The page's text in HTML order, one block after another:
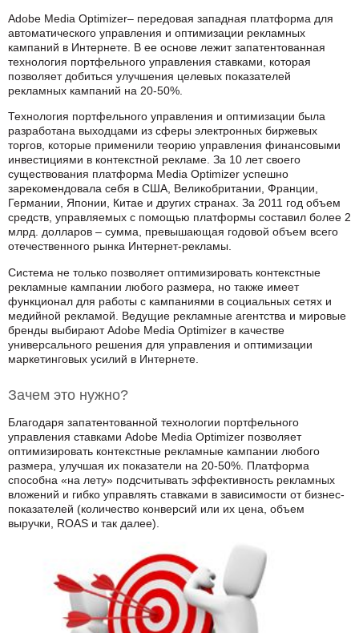
Adobe Media Optimizer– передовая западная платформа для
автоматического управления и оптимизации рекламных
кампаний в Интернете. В ее основе лежит запатентованная
технология портфельного управления ставками, которая
позволяет добиться улучшения целевых показателей
рекламных кампаний на 20-50%.
Технология портфельного управления и оптимизации была
разработана выходцами из сферы электронных биржевых
торгов, которые применили теорию управления финансовыми
инвестициями в контекстной рекламе. За 10 лет своего
существования платформа Media Optimizer успешно
зарекомендовала себя в США, Великобритании, Франции,
Германии, Японии, Китае и других странах. За 2011 год объем
средств, управляемых с помощью платформы составил более 2
млрд. долларов – сумма, превышающая годовой объем всего
отечественного рынка Интернет-рекламы.
Система не только позволяет оптимизировать контекстные
рекламные кампании любого размера, но также имеет
функционал для работы с кампаниями в социальных сетях и
медийной рекламой. Ведущие рекламные агентства и мировые
бренды выбирают Adobe Media Optimizer в качестве
универсального решения для управления и оптимизации
маркетинговых усилий в Интернете.
Зачем это нужно?
Благодаря запатентованной технологии портфельного
управления ставками Adobe Media Optimizer позволяет
оптимизировать контекстные рекламные кампании любого
размера, улучшая их показатели на 20-50%. Платформа
способна «на лету» подсчитывать эффективность рекламных
вложений и гибко управлять ставками в зависимости от бизнес-
показателей (количество конверсий или их цена, объем
выручки, ROAS и так далее).